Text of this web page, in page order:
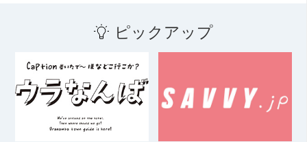
ピックアップ